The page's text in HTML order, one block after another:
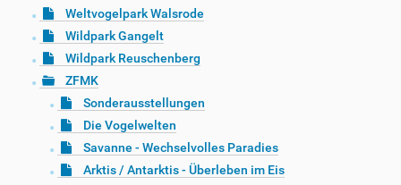
Weltvogelpark Walsrode
Wildpark Gangelt
Wildpark Reuschenberg
ZFMK
Sonderausstellungen
Die Vogelwelten
Savanne - Wechselvolles Paradies
Arktis / Antarktis - Überleben im Eis